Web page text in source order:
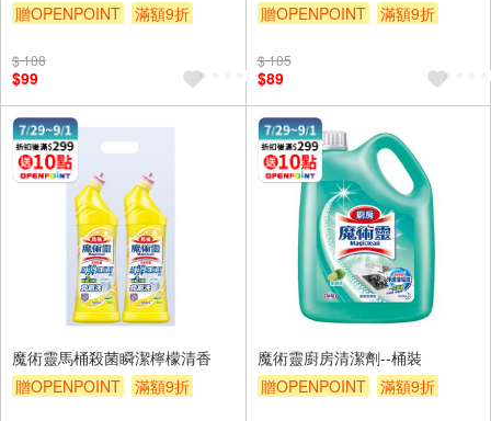
贈OPENPOINT
滿額9折
$ 108
$99
贈OPENPOINT
滿額9折
$ 105
$89
魔術靈馬桶殺菌瞬潔檸檬清香
贈OPENPOINT
滿額9折
魔術靈廚房清潔劑--桶裝
贈OPENPOINT
滿額9折